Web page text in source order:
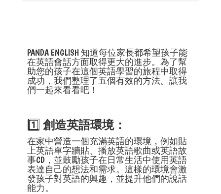
PANDA ENGLISH 知道每位家長都希望孩子能
在英語會話方面取得更大的進步。為了幫
助您的孩子在這個英語學習的旅程中取得
成功，我們整理了五個有效的方法。讓我
們一起來看看吧！
1️⃣ 創造英語環境：
在家中營造一個充滿英語的環境，例如貼
上英語單字牆貼、播放英語歌曲或英語故
事CD，並鼓勵孩子在日常生活中使用英語
表達自己的想法和需求。這樣的環境會激
發孩子對英語的興趣，並提升他們的說話
能力。